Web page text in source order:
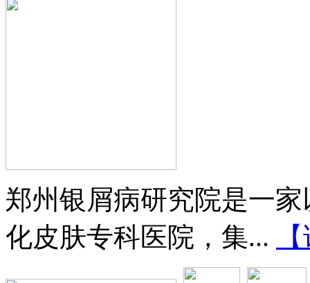
郑州银屑病研究院是一
化皮肤专科医院，集...